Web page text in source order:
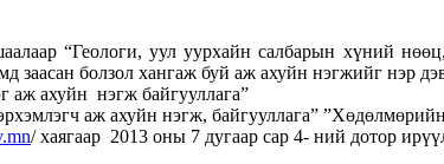
“Геологи, уул уурхайн салбарын хүний
заасан болзол хангаж буй аж ахуйн нэгжийг нэр
аж ахуйн нэгж байгууллага”
аж ахуйн нэгж, байгууллага”
/ хаягаар 2013 оны 7 дугаар сар 4- ний дотор